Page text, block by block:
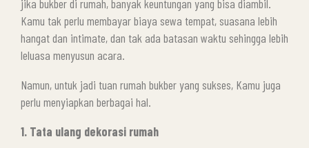
jika bukber di rumah, banyak keuntungan yang bisa diambil.
Kamu tak perlu membayar biaya sewa tempat, suasana lebih
hangat dan intimate, dan tak ada batasan waktu sehingga lebih
leluasa menyusun acara.
Namun, untuk jadi tuan rumah bukber yang sukses, Kamu juga
perlu menyiapkan berbagai hal.
1. Tata ulang dekorasi rumah